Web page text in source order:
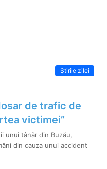
Știrile zilei
de trafic de
victimei”
unui tânăr din Buzău,
din cauza unui accident